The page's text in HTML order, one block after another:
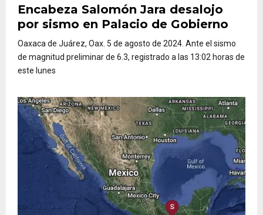
Encabeza Salomón Jara desalojo
por sismo en Palacio de Gobierno
Oaxaca de Juárez, Oax. 5 de agosto de 2024. Ante el sismo
de magnitud preliminar de 6.3, registrado a las 13:02 horas de
este lunes